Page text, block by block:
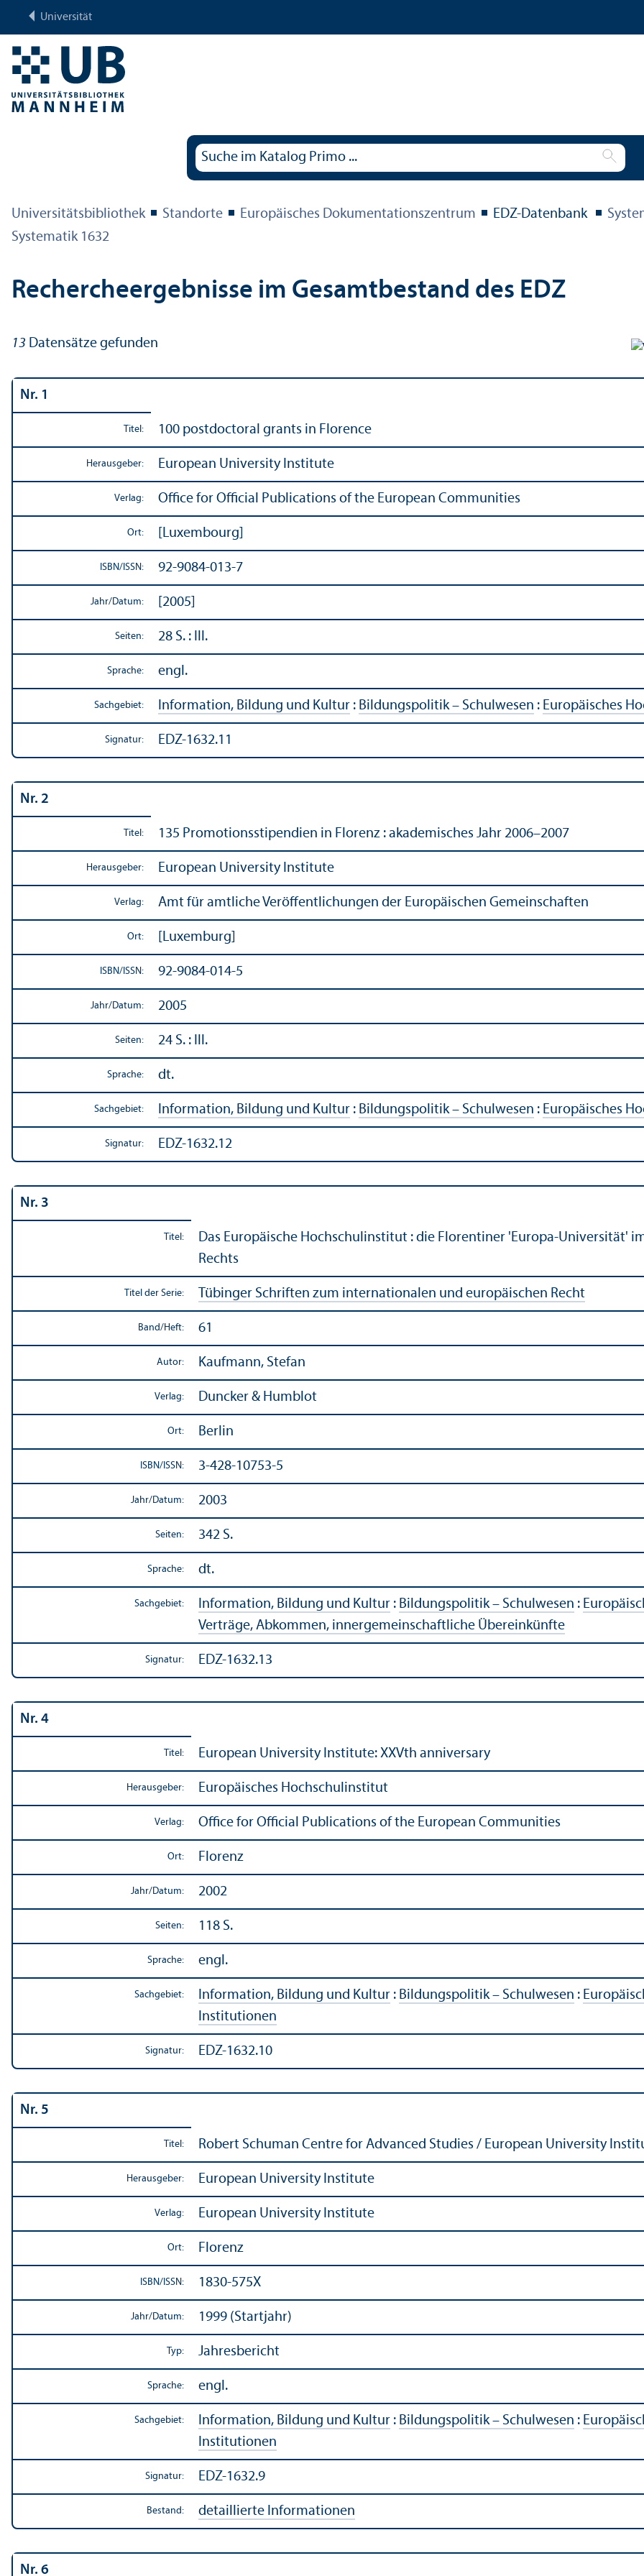
Universität
Universitäts­bibliothek Standorte Europäisches Dokumentations­zentrum EDZ-Datenbank
Systematik 1632
Rechercheergebnisse im Gesamtbestand des EDZ
13 Datensätze gefunden
Nr. 1
Titel: 100 postdoctoral grants in Florence
Herausgeber: European University Institute
Verlag: Office for Official Publications of the European Communities
Ort: [Luxembourg]
ISBN/ ISSN: 92-9084-013-7
Jahr/Datum: [2005]
Seiten: 28 S. : Ill.
Sprache: engl.
Sachgebiet: Information, Bildung und Kultur : Bildungs­politik – Schulwesen : Europäisches
Signatur: EDZ-1632.11
Nr. 2
Titel: 135 Promotions­stipendien in Florenz : akademisches Jahr 2006–2007
Herausgeber: European University Institute
Verlag: Amt für amtliche Veröffentlichungen der Europäischen Gemeinschaften
Ort: [Luxemburg]
ISBN/ ISSN: 92-9084-014-5
Jahr/Datum: 2005
Seiten: 24 S. : Ill.
Sprache: dt.
Sachgebiet: Information, Bildung und Kultur : Bildungs­politik – Schulwesen : Europäisches
Signatur: EDZ-1632.12
Nr. 3
Titel:
Das Europäische Hochschul­institut : die Florentiner 'Europa-Universität'
Rechts
Titel der Serie: Tübinger Schriften zum internationalen und europäischen Recht
Band/Heft: 61
Autor: Kaufmann, Stefan
Verlag: Duncker & Humblot
Ort: Berlin
ISBN/ ISSN: 3-428-10753-5
Jahr/Datum: 2003
Seiten: 342 S.
Sprache: dt.
Sachgebiet: Information, Bildung und Kultur : Bildungs­politik – Schulwesen :
Verträge, Abkommen, innergemeinschaft­liche Über­einkünfte
Signatur: EDZ-1632.13
Nr. 4
Titel: European University Institute: XXVth anniversary
Herausgeber: Europäisches Hochschul­institut
Verlag: Office for Official Publications of the European Communities
Ort: Florenz
Jahr/Datum: 2002
Seiten: 118 S.
Sprache: engl.
Sachgebiet: Information, Bildung und Kultur : Bildungs­politik – Schulwesen :
Institutionen
Signatur: EDZ-1632.10
Nr. 5
Titel: Robert Schuman Centre for Advanced Studies / European University
Herausgeber: European University Institute
Verlag: European University Institute
Ort: Florenz
ISBN/ ISSN: 1830-575X
Jahr/Datum: 1999 (Startjahr)
Typ: Jahresbericht
Sprache: engl.
Sachgebiet: Information, Bildung und Kultur : Bildungs­politik – Schulwesen :
Institutionen
Signatur: EDZ-1632.9
Bestand: detaillierte Informationen
Nr. 6